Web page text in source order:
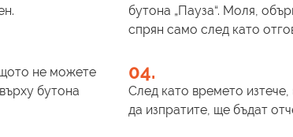
не можете
бутона
бутона „Пауза“. Моля,
спрян само след като
04.
След като времето
да изпратите, ще бъдат